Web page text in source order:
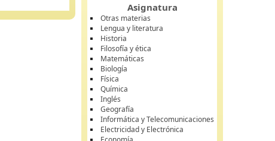
Asignatura
Otras materias
Lengua y literatura
Historia
Filosofía y ética
Matemáticas
Biología
Física
Química
Inglés
Geografía
Informática y Telecomunicaciones
Electricidad y Electrónica